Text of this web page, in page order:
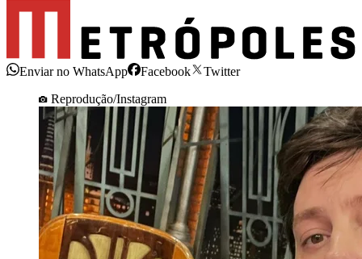
Enviar no WhatsApp Facebook
Twitter
Reprodução/Instagram